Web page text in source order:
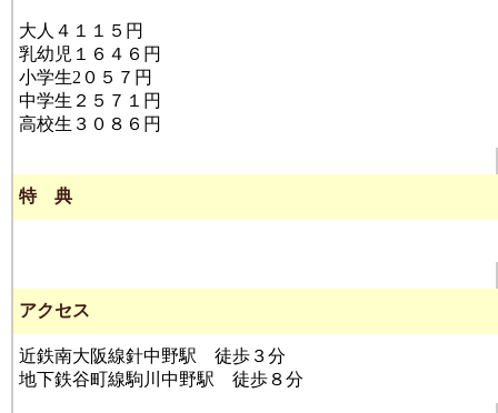
大人４１１５円
乳幼児１６４６円
小学生2０５７円
中学生２５７１円
高校生３０８６円
特 典
アクセス
近鉄南大阪線針中野駅 徒歩３分
地下鉄谷町線駒川中野駅 徒歩８分